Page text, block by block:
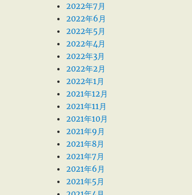
2022年7月
2022年6月
2022年5月
2022年4月
2022年3月
2022年2月
2022年1月
2021年12月
2021年11月
2021年10月
2021年9月
2021年8月
2021年7月
2021年6月
2021年5月